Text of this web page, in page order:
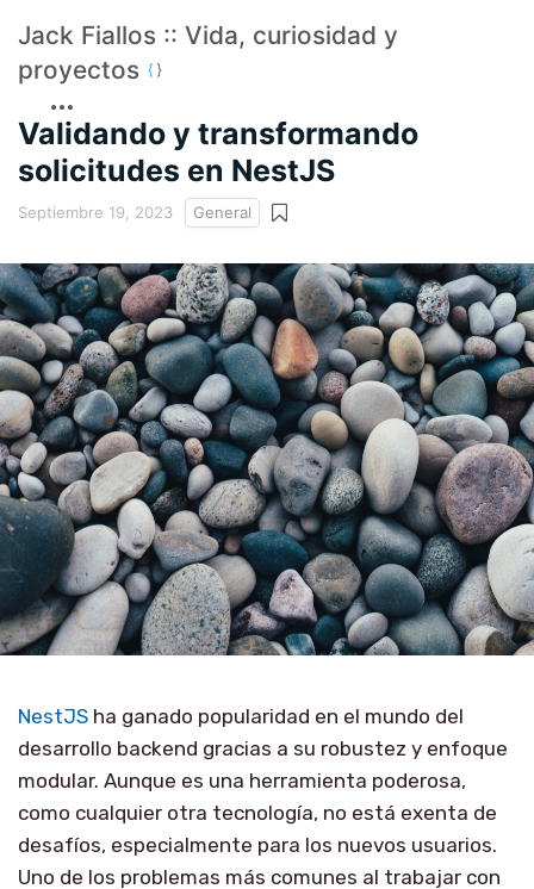
Jack Fiallos :: Vida, curiosidad y
proyectos
Validando y transformando
solicitudes en NestJS
Septiembre 19, 2023 General
NestJS ha ganado popularidad en el mundo del
desarrollo backend gracias a su robustez y enfoque
modular. Aunque es una herramienta poderosa,
como cualquier otra tecnología, no está exenta de
desafíos, especialmente para los nuevos usuarios.
Uno de los problemas más comunes al trabajar con